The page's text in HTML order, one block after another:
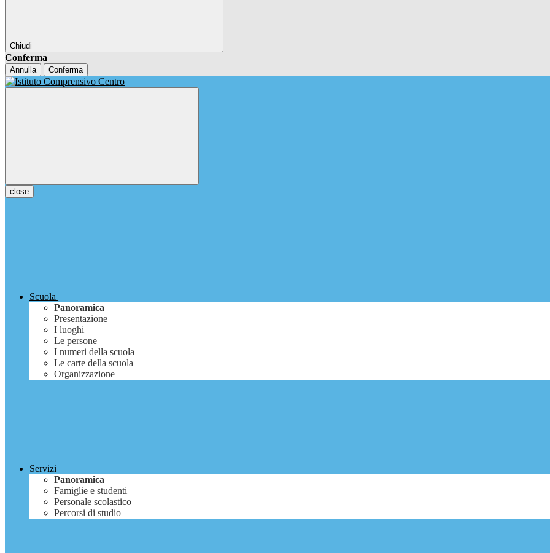
Chiudi
Conferma
Annulla Conferma
close
Scuola
Panoramica
Presentazione
I luoghi
Le persone
I numeri della scuola
Le carte della scuola
Organizzazione
Servizi
Panoramica
Famiglie e studenti
Personale scolastico
Percorsi di studio